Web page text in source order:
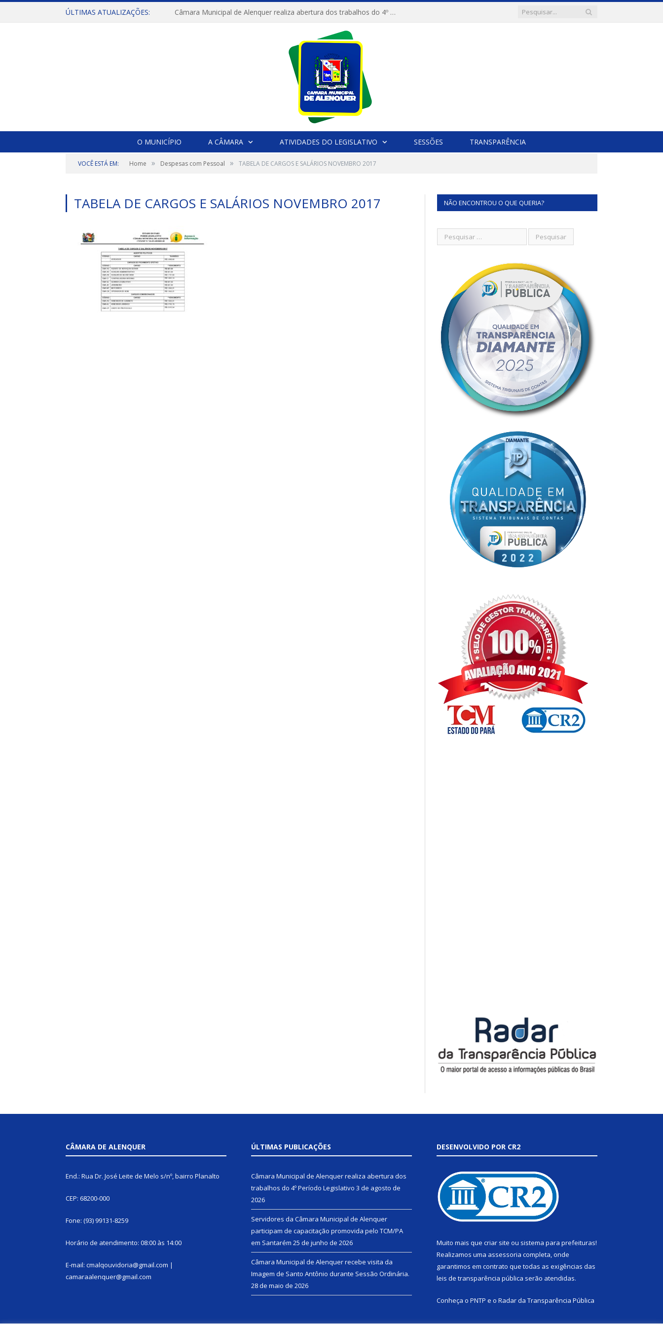
ÚLTIMAS ATUALIZAÇÕES: Câmara Municipal de Alenquer realiza abertura dos trabalhos do 4º Período Legislativo
O MUNICÍPIO A CÂMARA ATIVIDADES DO LEGISLATIVO SESSÕES TRANSPARÊNCIA
VOCÊ ESTÁ EM: Home » Despesas com Pessoal » TABELA DE CARGOS E SALÁRIOS NOVEMBRO 2017
TABELA DE CARGOS E SALÁRIOS NOVEMBRO 2017 NÃO ENCONTROU O QUE QUERIA?
CÂMARA DE ALENQUER
End.: Rua Dr. José Leite de Melo s/nº, bairro Planalto
CEP: 68200-000
Fone: (93) 99131-8259
Horário de atendimento: 08:00 às 14:00
E-mail: cmalqouvidoria@gmail.com |
camaraalenquer@gmail.com
ÚLTIMAS PUBLICAÇÕES
Câmara Municipal de Alenquer realiza abertura dos
trabalhos do 4º Período Legislativo 3 de agosto de
2026
Servidores da Câmara Municipal de Alenquer
participam de capacitação promovida pelo TCM/PA
em Santarém 25 de junho de 2026
Câmara Municipal de Alenquer recebe visita da
Imagem de Santo Antônio durante Sessão Ordinária.
28 de maio de 2026
DESENVOLVIDO POR CR2
Muito mais que criar site ou sistema para prefeituras!
Realizamos uma assessoria completa, onde
garantimos em contrato que todas as exigências das
leis de transparência pública serão atendidas.
Conheça o PNTP e o Radar da Transparência Pública